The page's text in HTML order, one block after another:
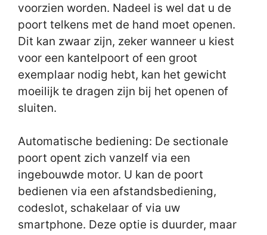
voorzien worden. Nadeel is wel dat u de
poort telkens met de hand moet openen.
Dit kan zwaar zijn, zeker wanneer u kiest
voor een kantelpoort of een groot
exemplaar nodig hebt, kan het gewicht
moeilijk te dragen zijn bij het openen of
sluiten.
Automatische bediening: De sectionale
poort opent zich vanzelf via een
ingebouwde motor. U kan de poort
bedienen via een afstandsbediening,
codeslot, schakelaar of via uw
smartphone. Deze optie is duurder, maar